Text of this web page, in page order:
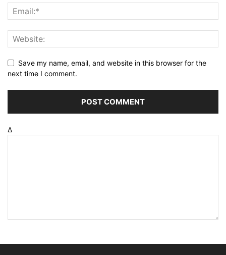
Save my name, email, and website in this browser for the
next time I comment.
Δ